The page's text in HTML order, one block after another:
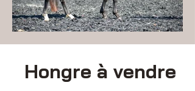
Hongre à vendre